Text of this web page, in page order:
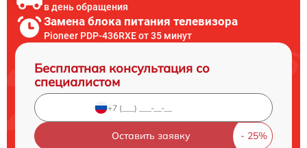
в день обращения
Замена блока питания телевизора
Pioneer PDP-436RXE от 35 минут
Бесплатная консультация со
специалистом
Оставить заявку